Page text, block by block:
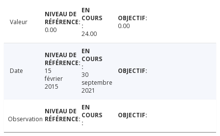
Valeur
0.00
24.00
0.00
Date
15
février
2015
30
septembre
2021
Observation